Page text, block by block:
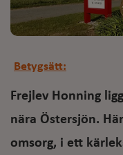
Betygsätt:
Frejlev Honning
nära Östersjön.
omsorg, i ett